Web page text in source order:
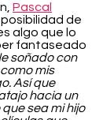
Pascal
de
algo que lo
fantaseado
soñado con
mis
Así que
hacia un
sea mi hijo